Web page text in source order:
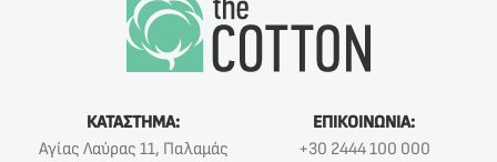
ΚΑΤΑΣΤΗΜΑ:
Αγίας Λαύρας 11, Παλαμάς
ΕΠΙΚΟΙΝΩΝΙΑ:
+30 2444 100 000